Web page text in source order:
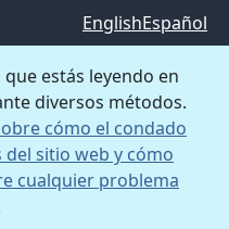
EnglishEspañol
estás leyendo en
diversos métodos.
cómo el condado
sitio web y cómo
cualquier problema